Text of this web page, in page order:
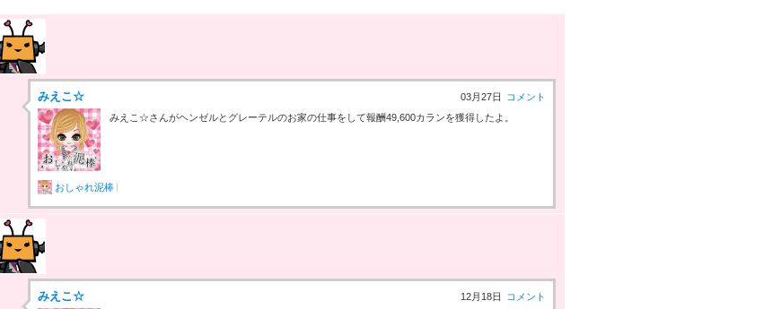
みえこ☆ 03月27日
コメント
みえこ☆さんがヘンゼルとグレーテルのお家の仕事をして報酬49,600カランを獲得したよ。
おしゃれ泥棒
みえこ☆ 12月18日
コメント